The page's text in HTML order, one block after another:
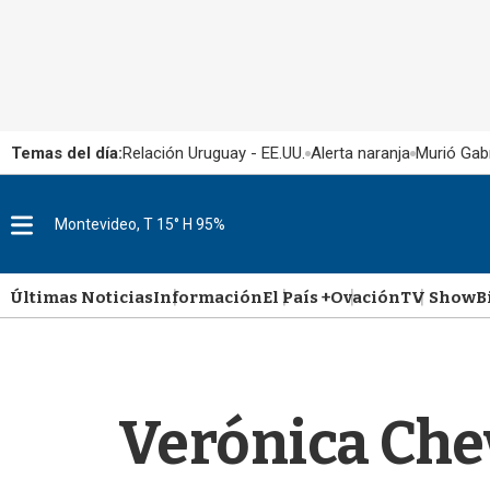
Temas del día:Relación Uruguay - EE.UU. Alerta naranja Murió
M
u
Montevideo, T 15° H 95%
Últimas NoticiasInformaciónEl País +OvaciónTV Show
Verónica